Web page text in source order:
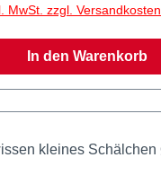
MwSt. zzgl. Versandkosten
In den Warenkorb